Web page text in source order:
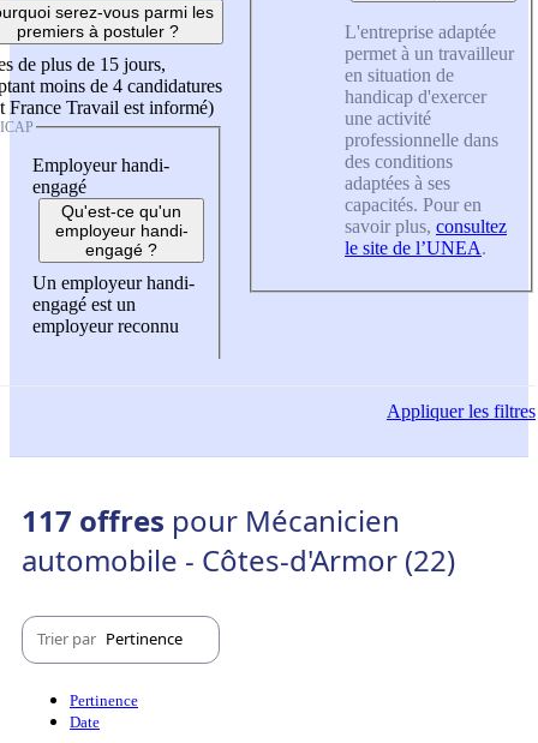
serez-vous parmi les
premiers à postuler ?
de plus de 15 jours,
moins de 4 candidatures
France Travail est informé)
Employeur handi-
engagé
Qu'est-ce qu'un
employeur handi-
engagé ?
Un employeur handi-
engagé est un
employeur reconnu
L'entreprise adaptée
permet à un travailleur
en situation de
handicap d'exercer
une activité
professionnelle dans
des conditions
adaptées à ses
capacités. Pour en
savoir plus, consultez
le site de l’UNEA.
Appliquerles filtres
117 offres pour Mécanicien
automobile - Côtes-d'Armor (22)
Trier par Pertinence
Pertinence
Date